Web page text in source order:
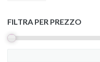
FILTRA PER PREZZO